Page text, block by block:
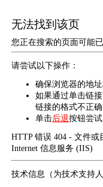
无法找到该页
您正在搜索的页面可能
请尝试以下操作：
确保浏览器的地
如果通过单击链
链接的格式不正确
单击后退按钮尝试
HTTP 错误 404 - 文件或
Internet 信息服务 (IIS)
技术信息（为技术支持人